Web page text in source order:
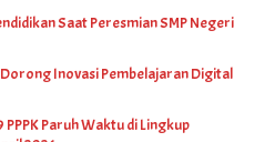
Saat Peresmian SMP Negeri
Dorong Inovasi Pembelajaran Digital
Paruh Waktu di Lingkup